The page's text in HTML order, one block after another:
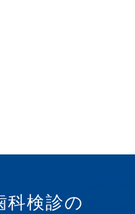
科検診の